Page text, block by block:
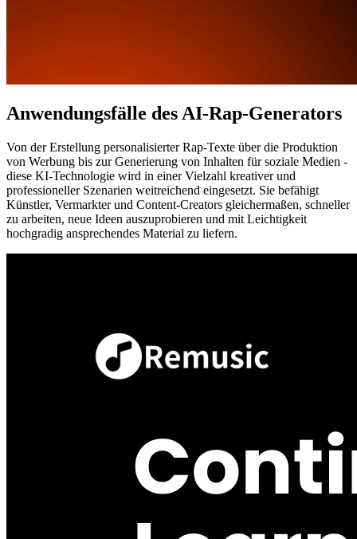
Anwendungsfälle des AI-Rap-Generators
Von der Erstellung personalisierter Rap-Texte über die Produktion
von Werbung bis zur Generierung von Inhalten für soziale Medien -
diese KI-Technologie wird in einer Vielzahl kreativer und
professioneller Szenarien weitreichend eingesetzt. Sie befähigt
Künstler, Vermarkter und Content-Creators gleichermaßen, schneller
zu arbeiten, neue Ideen auszuprobieren und mit Leichtigkeit
hochgradig ansprechendes Material zu liefern.